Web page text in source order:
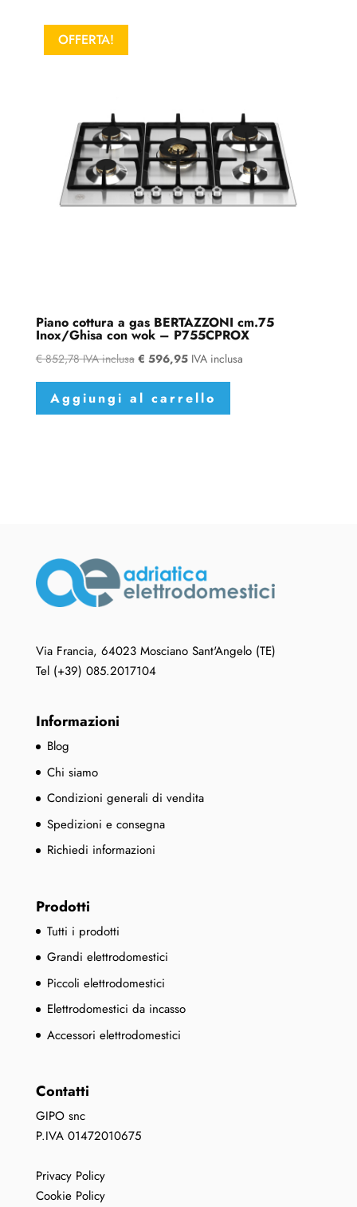
OFFERTA!
Piano cottura a gas BERTAZZONI cm.75
Inox/Ghisa con wok – P755CPROX
€852,78 IVA inclusa € 596,95 IVA inclusa
Aggiungi al carrello
Via Francia, 64023 Mosciano Sant'Angelo (TE)
Tel (+39) 085.2017104
Informazioni
Blog
Chi siamo
Condizioni generali di vendita
Spedizioni e consegna
Richiedi informazioni
Prodotti
Tutti i prodotti
Grandi elettrodomestici
Piccoli elettrodomestici
Elettrodomestici da incasso
Accessori elettrodomestici
Contatti
GIPO snc
P.IVA 01472010675
Privacy Policy
Cookie Policy